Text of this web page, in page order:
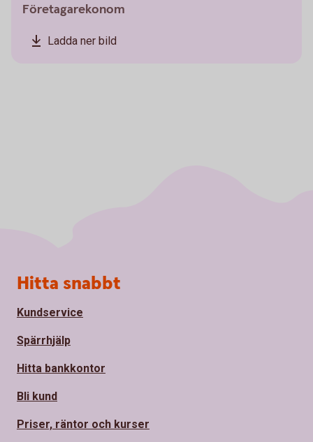
Företagarekonom
Ladda ner bild
Sidfot
Hitta snabbt
Kundservice
Spärrhjälp
Hitta bankkontor
Bli kund
Priser, räntor och kurser